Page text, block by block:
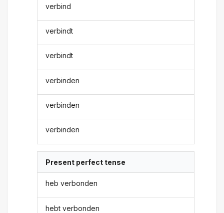
verbind
verbindt
verbindt
verbinden
verbinden
verbinden
Present perfect tense
heb verbonden
hebt verbonden